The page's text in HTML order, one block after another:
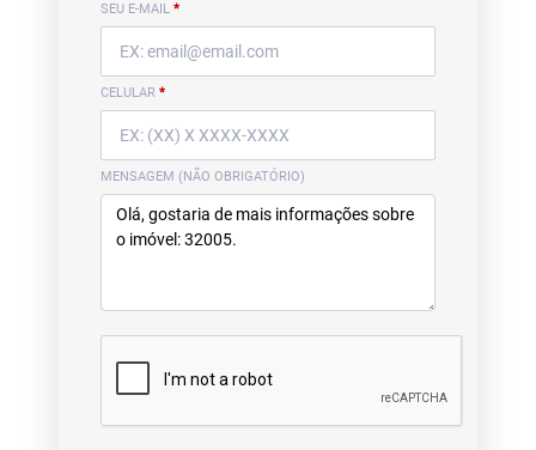
SEU E-MAIL *
CELULAR *
MENSAGEM (NÃO OBRIGATÓRIO)